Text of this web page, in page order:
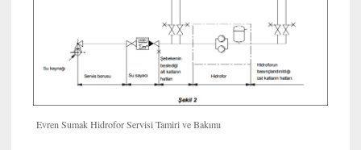
Evren Sumak Hidrofor Servisi Tamiri ve Bakımı